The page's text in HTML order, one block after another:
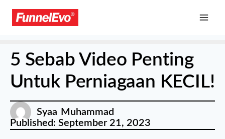
5 Sebab Video Penting
Untuk Perniagaan KECIL!
Syaa Muhammad
Published: September 21, 2023